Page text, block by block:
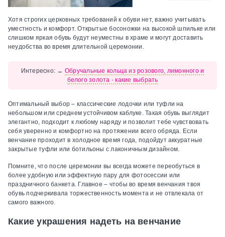
Хотя строгих церковных требований к обуви нет, важно учитывать
уместность и комфорт. Открытые босоножки на высокой шпильке или
слишком яркая обувь будут неуместны в храме и могут доставить
неудобства во время длительной церемонии.
Интересно: → Обручальные кольца из розового, лимонного и
белого золота - какие выбрать
Оптимальный выбор – классические лодочки или туфли на
небольшом или среднем устойчивом каблуке. Такая обувь выглядит
элегантно, подходит к любому наряду и позволит тебе чувствовать
себя уверенно и комфортно на протяжении всего обряда. Если
венчание проходит в холодное время года, подойдут аккуратные
закрытые туфли или ботильоны с лаконичным дизайном.
Помните, что после церемонии вы всегда можете переобуться в
более удобную или эффектную пару для фотосессии или
праздничного банкета. Главное – чтобы во время венчания твоя
обувь подчеркивала торжественность момента и не отвлекала от
самого важного.
Какие украшения надеть на венчание